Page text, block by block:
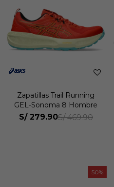
Zapatillas Trail Running
GEL-Sonoma 8 Hombre
S/ 279.90S/ 469.90
50